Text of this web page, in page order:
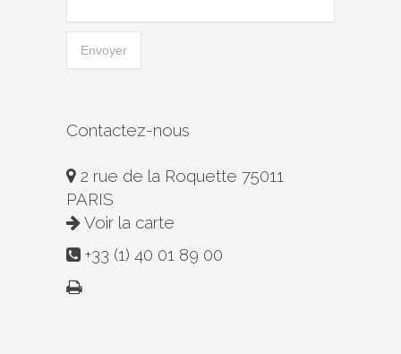
Contactez-nous
2 rue de la Roquette 75011
PARIS
Voir la carte
+33 (1) 40 01 89 00